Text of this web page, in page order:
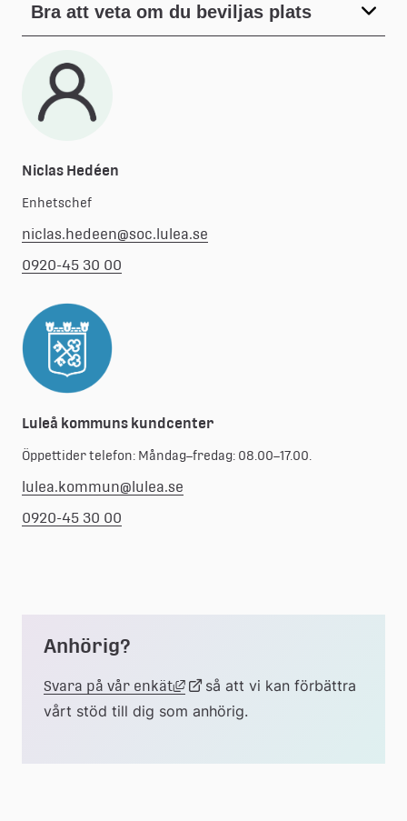
Bra att veta om du beviljas plats
Niclas Hedéen
Enhetschef
niclas.hedeen@soc.lulea.se
0920-45 30 00
Luleå kommuns kundcenter
Öppettider telefon: Måndag–fredag: 08.00–17.00.
lulea.kommun@lulea.se
0920-45 30 00
Anhörig?
Svara på vår enkät Länk till annan webbplats,
Länkså att vi kan förbättra
vårt stöd till dig som anhörig.